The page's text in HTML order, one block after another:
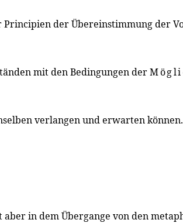
der Übereinstimmung der
mit den Bedingungen der
verlangen und erwarten können.
aber in dem Übergange von den